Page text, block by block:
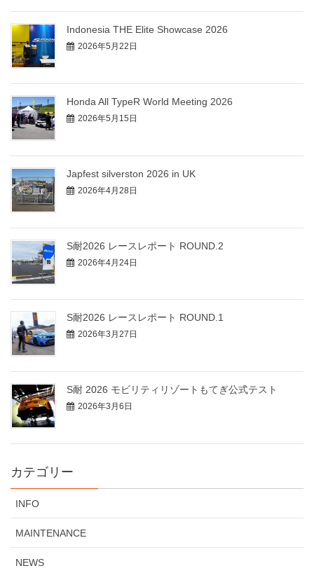
Indonesia THE Elite Showcase 2026
2026年5月22日
Honda All TypeR World Meeting 2026
2026年5月15日
Japfest silverston 2026 in UK
2026年4月28日
S耐2026 レースレポート ROUND.2
2026年4月24日
S耐2026 レースレポート ROUND.1
2026年3月27日
S耐 2026 モビリティリゾートもてぎ公式テスト
2026年3月6日
カテゴリー
INFO
MAINTENANCE
NEWS